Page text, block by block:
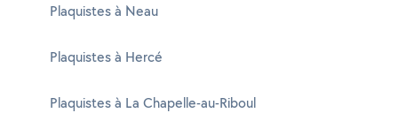
Plaquistes à Neau
Plaquistes à Hercé
Plaquistes à La Chapelle-au-Riboul